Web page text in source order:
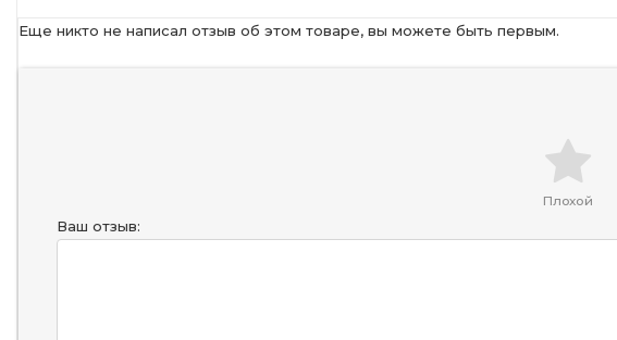
Еще никто не написал отзыв об этом товаре, вы можете быть первым.
Плохой
Ваш отзыв: